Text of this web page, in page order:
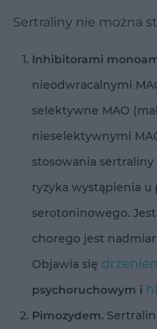
Sertraliny nie można
Inhibitorami
nieodwracalnymi
selektywne MAO
nieselektywnymi
stosowania
ryzyka wystąpienia u
serotoninowego.
chorego jest
Objawia się
psychoruchowym i
Pimozydem.